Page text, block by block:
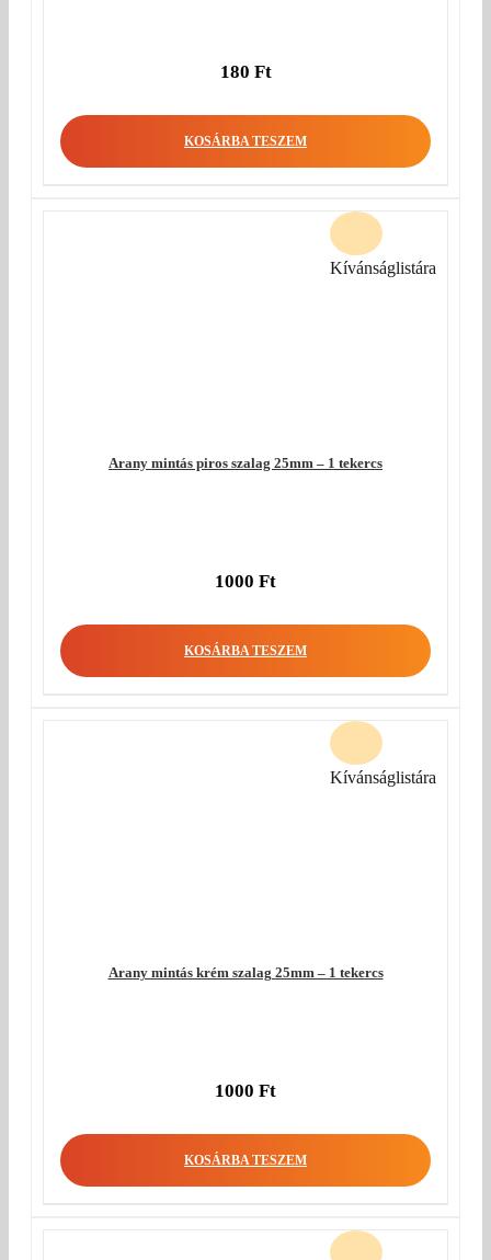
180 Ft
KOSÁRBA TESZEM
Arany mintás piros szalag 25mm – 1 tekercs
1000 Ft
KOSÁRBA TESZEM
Kívánságlistára
Arany mintás krém szalag 25mm – 1 tekercs
1000 Ft
KOSÁRBA TESZEM
Kívánságlistára